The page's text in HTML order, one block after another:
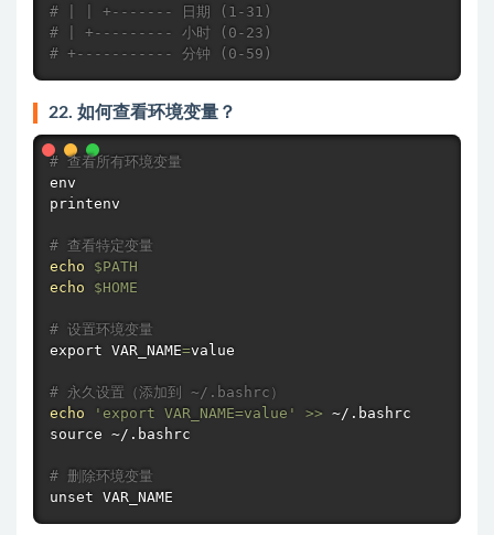
# | | +------- 日期 (1-31)
# | +--------- 小时 (0-23)
# +----------- 分钟 (0-59)
22. 如何查看环境变量？
# 查看所有环境变量
env
printenv
# 查看特定变量
echo
$PATH
echo
$HOME
# 设置环境变量
export VAR_NAME=value
# 永久设置（添加到 ~/.bashrc）
echo
'export VAR_NAME=value' >>
source ~/.bashrc
# 删除环境变量
unset VAR_NAME